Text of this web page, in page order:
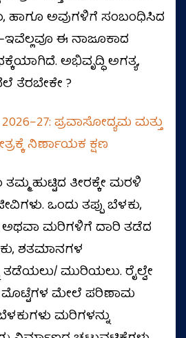
ಹಾಗೂ ಅವುಗಳಿಗೆ ಸಂಬಂಧಿಸಿದ
ಈ ನಾಜೂಕಾದ
ಅಭಿವೃದ್ಧಿ ಅಗತ್ಯ,
ತೆರಬೇಕೇ ?
ಪ್ರವಾಸೋದ್ಯಮ ಮತ್ತು
ನಿರ್ಣಾಯಕ ಕ್ಷಣ
ಹುಟ್ಟಿದ ತೀರಕ್ಕೇ ಮರಳಿ
ಒಂದು ತಪ್ಪು ಬೆಳಕು,
ಅಥವಾ ಮರಿಗಳಿಗೆ ದಾರಿ ತಡೆದ
ಶತಮಾನಗಳ
ಮುರಿಯಲು. ರೈಲ್ವೇ
ಮೊಟ್ಟೆಗಳ ಮೇಲೆ ಪರಿಣಾಮ
ಮರಿಗಳನ್ನು